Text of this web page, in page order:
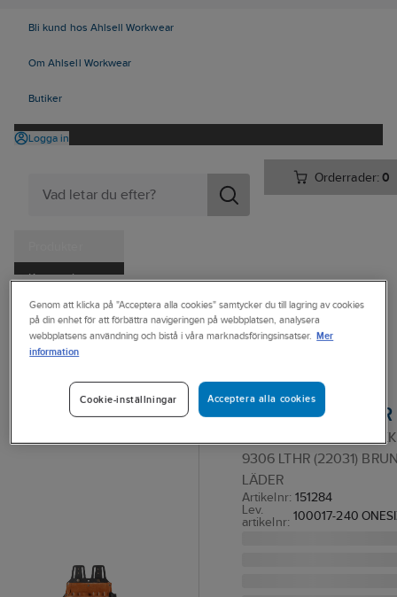
Bli kund hos Ahlsell Workwear
Om Ahlsell Workwear
Butiker
Logga in
Orderrader:0
Kampanjer
Tjänster
Kataloger
Ahlsell Produkter Personligt skydd Kläder
Övrigt
Verktygsbälten & Materialfickor
Elektrikerficka
Snikki 9306 LTHR
ELEKTRIKERFICKA
9306 LTHR (22031)
LÄDER
Artikelnr: 151284
Lev.
artikelnr: 100017-240
Genom att klicka på "Acceptera alla cookies" samtycker du till lagring av cookies
på din enhet för att förbättra navigeringen på webbplatsen, analysera
webbplatsens användning och bistå i våra marknadsföringsinsatser. Mer
information
Acceptera alla cookies
Cookie-inställningar